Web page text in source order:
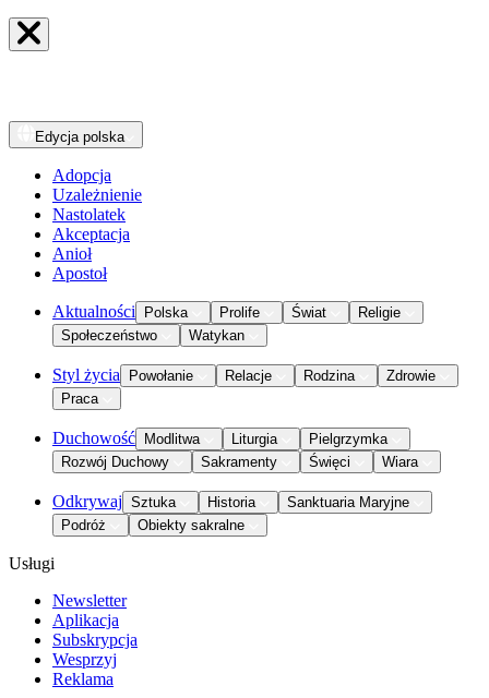
Edycja polska
Adopcja
Uzależnienie
Nastolatek
Akceptacja
Anioł
Apostoł
Aktualności Polska Prolife Świat
Religie
Społeczeństwo
Watykan
Styl życia Powołanie Relacje Rodzina
Zdrowie
Praca
Duchowość Modlitwa Liturgia
Pielgrzymka
Rozwój Duchowy
Sakramenty Święci Wiara
Odkrywaj Sztuka Historia
Sanktuaria Maryjne
Podróż
Obiekty sakralne
Usługi
Newsletter
Aplikacja
Subskrypcja
Wesprzyj
Reklama